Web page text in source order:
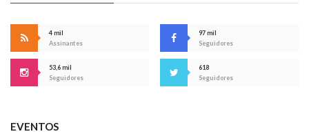
4 mil
Assinantes
97 mil
Seguidores
53,6 mil
Seguidores
618
Seguidores
EVENTOS